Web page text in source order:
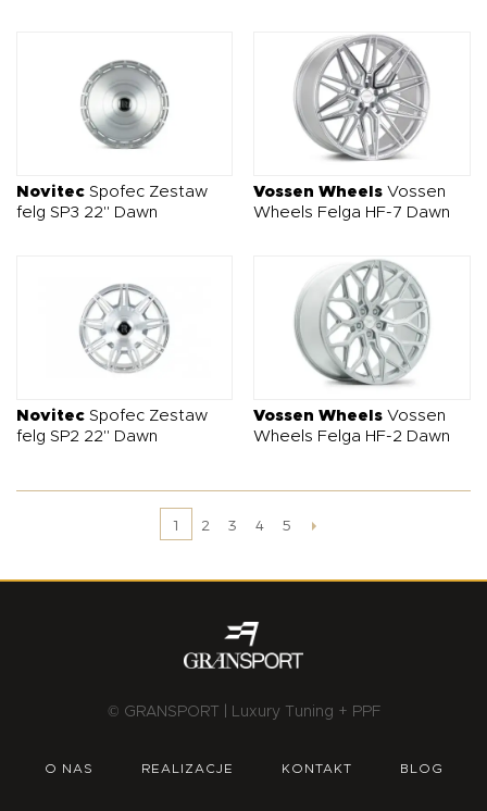
Novitec Spofec Zestaw
felg SP3 22" Dawn
Vossen Wheels Vossen
Wheels Felga HF-7 Dawn
Novitec Spofec Zestaw
felg SP2 22" Dawn
Vossen Wheels Vossen
Wheels Felga HF-2 Dawn
1 2 3 4 5
© GRANSPORT | Luxury Tuning + PPF
O NAS REALIZACJE KONTAKT BLOG